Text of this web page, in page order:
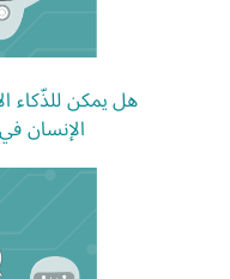
هل يمكن للذّكاء
الإنسان